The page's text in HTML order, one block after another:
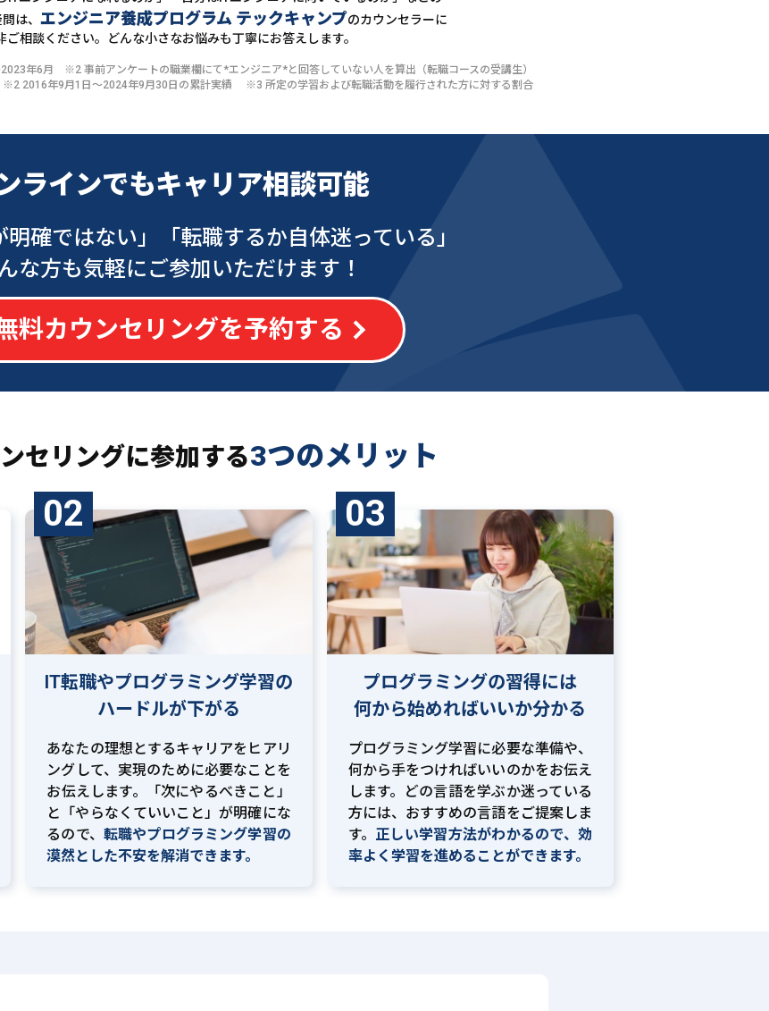
は、 エンジニア養成プログラム テックキャンプのカウンセラーに
ご相談ください。どんな小さなお悩みも丁寧にお答えします。
年6月 ※2 事前アンケートの職業欄にて*エンジニア*と回答していない人を算出（転職コースの受講生）
2016年9月1日〜2024年9月30日の累計実績 ※3 所定の学習および転職活動を履行された方に対する割合
ラインでもキャリア相談可能
明確ではない」
「転職するか自体迷っている」
な方も気軽にご参加いただけます！
料カウンセリングを予約する
セリングに参加する3つのメリット
02
IT転職やプログラミング学習の
ハードルが下がる
あなたの理想とするキャリアをヒアリ
ングして、実現のために必要なことを
お伝えします。「次にやるべきこと」
と「やらなくていいこと」が明確にな
るので、 転職やプログラミング学習の
漠然とした不安を解消できます。
03
プログラミングの習得には
何から始めればいいか分かる
プログラミング学習に必要な準備や、
何から手をつければいいのかをお伝え
します。どの言語を学ぶか迷っている
方には、おすすめの言語をご提案しま
す。 正しい学習方法がわかるので、効
率よく学習を進めることができます。